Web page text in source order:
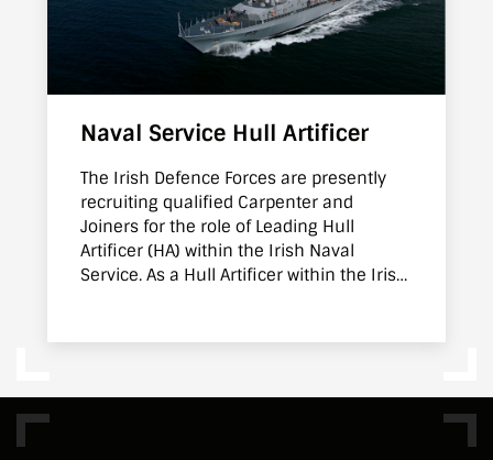
Naval Service Hull Artificer
The Irish Defence Forces are presently
recruiting qualified Carpenter and
Joiners for the role of Leading Hull
Artificer (HA) within the Irish Naval
Service. As a Hull Artificer within the Irish
keeping it operational. Successful
additional training so that they can